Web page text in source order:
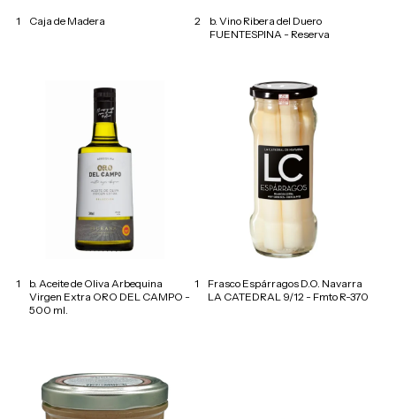
1 Caja de Madera 2
b. Vino Ribera del Duero
FUENTESPINA - Reserva
1
b. Aceite de Oliva Arbequina
Virgen Extra ORO DEL CAMPO -
500 ml.
1
Frasco Espárragos D.O. Navarra
LA CATEDRAL 9/12 - Fmto R-370